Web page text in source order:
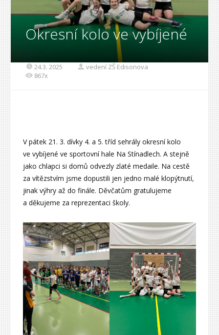
Okresní kolo ve vybíjené
24.3. 2025
vedení ZŠ Edisonova
867x
V pátek 21. 3. dívky 4. a 5. tříd sehrály okresní kolo
ve vybíjené ve sportovní hale Na Stínadlech. A stejně
jako chlapci si domů odvezly zlaté medaile. Na cestě
za vítězstvím jsme dopustili jen jedno malé klopýtnutí,
jinak výhry až do finále. Děvčatům gratulujeme
a děkujeme za reprezentaci školy.